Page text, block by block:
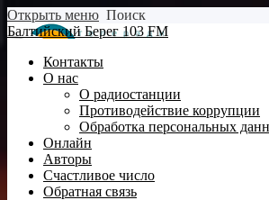
Открыть меню Поиск
Балтийский Берег 103 FM
Контакты
О нас
О радиостанции
Противодействие коррупции
Обработка персональных
Онлайн
Авторы
Счастливое число
Обратная связь